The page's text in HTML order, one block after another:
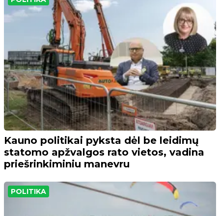
Kauno politikai pyksta dėl be leidimų
statomo apžvalgos rato vietos, vadina
priešrinkiminiu manevru
POLITIKA